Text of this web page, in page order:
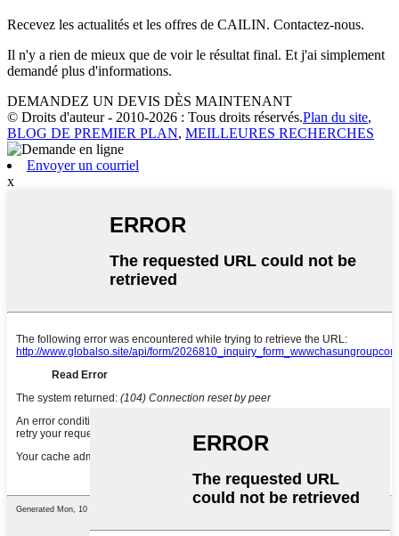
Recevez les actualités et les offres de CAILIN. Contactez-nous.
Il n'y a rien de mieux que de voir le résultat final. Et j'ai simplement
demandé plus d'informations.
DEMANDEZ UN DEVIS DÈS MAINTENANT
© Droits d'auteur - 2010-2026 : Tous droits réservés.Plan du site,
BLOG DE PREMIER PLAN, MEILLEURES RECHERCHES
Envoyer un courriel
x